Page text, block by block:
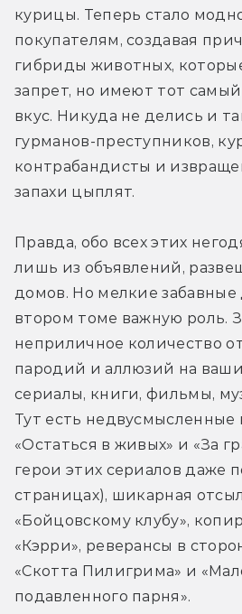
курицы. Теперь стало
покупателям, создавая
гибриды животных,
запрет, но имеют тот
вкус. Никуда не делись и
гурманов-преступников,
контрабандисты и
запахи цыплят.
Правда, обо всех этих
лишь из объявлений,
домов. Но мелкие забавные
втором томе важную роль.
неприличное количество
пародий и аллюзий на
сериалы, книги, фильмы,
Тут есть недвусмысленные
«Остаться в живых» и «За
герои этих сериалов даже
страницах), шикарная
«Бойцовскому клубу»,
«Кэрри», реверансы в
«Скотта Пилигрима» и
подавленного парня».